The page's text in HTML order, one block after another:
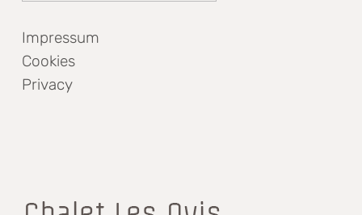
Impressum
Cookies
Privacy